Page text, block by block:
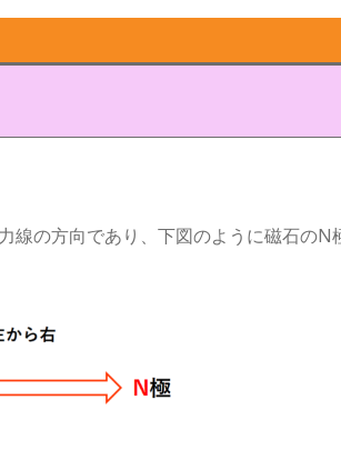
の方向であり、下図のように磁石のN